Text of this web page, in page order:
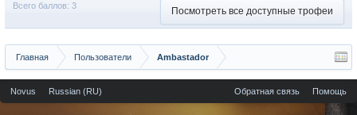
Всего баллов: 3 Посмотреть все доступные трофеи
Главная Пользователи Ambastador
Novus Russian (RU) Обратная связь Помощь